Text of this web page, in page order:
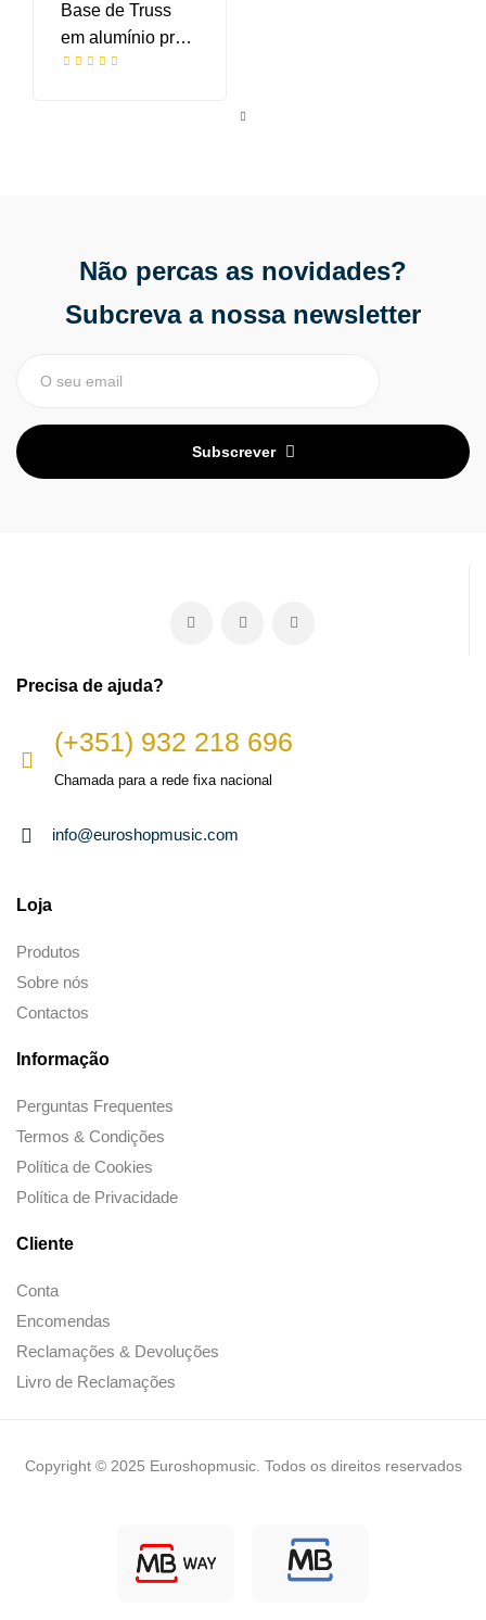
Base de Truss
em alumínio preta
com pés
Não percas as novidades?
Subcreva a nossa newsletter
Subscrever
Precisa de ajuda?
(+351) 932 218 696
Chamada para a rede fixa nacional
info@euroshopmusic.com
Loja
Produtos
Sobre nós
Contactos
Informação
Perguntas Frequentes
Termos & Condições
Política de Cookies
Política de Privacidade
Cliente
Conta
Encomendas
Reclamações & Devoluções
Livro de Reclamações
Copyright © 2025 Euroshopmusic. Todos os direitos reservados